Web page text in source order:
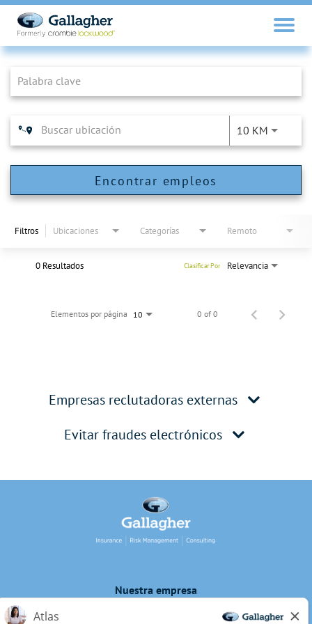
Job Search Page
10 KM
Encontrar empleos
Filtros Ubicaciones Categorías Remoto
0 Resultados Relevancia
Clasificar Por
Elementos por página 10 0 of 0
Empresas reclutadoras externas
Evitar fraudes electrónicos
Nuestra empresa
Privacidad de los candidatos